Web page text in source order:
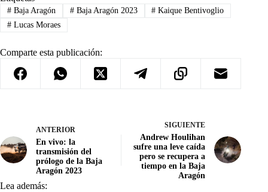
#Baja Aragón #Baja Aragón 2023 # Kaique Bentivoglio
#Lucas Moraes
Comparte esta publicación:
ANTERIOR
En vivo: la
transmisión del
prólogo de la Baja
Aragón 2023
SIGUIENTE
Andrew Houlihan
sufre una leve caída
pero se recupera a
tiempo en la Baja
Aragón
Lea además: